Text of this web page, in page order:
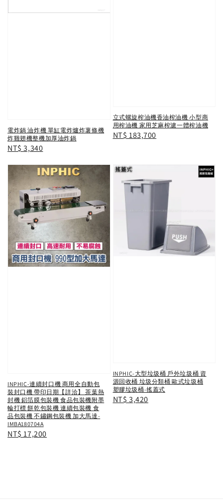
電炸鍋 油炸機 單缸電炸爐炸薯條機
炸雞翅機整機加厚油炸鍋
Regular
NT$ 3,340
立式螺旋榨油機香油榨油機 小型商
用榨油機 家用芝麻榨濾一體榨油機
Regular
NT$ 183,700
INPHIC-連續封口機 商用全自動包
裝封口機 帶印日期【詳洽】 茶葉熱
封機 鋁箔膜包裝機 食品包裝機附墨
輪打標 餅乾包裝機 連續包裝機 食
品包裝機 不鏽鋼包裝機 加大馬達-
IMBA180704A
Regular
NT$ 17,200
INPHIC-大型垃圾桶 戶外垃圾桶 資
源回收桶 垃圾分類桶 歐式垃圾桶
塑膠垃圾桶-搖蓋式
Regular
NT$ 3,420